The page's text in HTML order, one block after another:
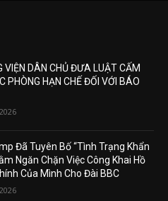
VIỆN DÂN CHỦ ĐƯA LUẬT CẤM
PHÒNG HẠN CHẾ ĐỐI VỚI BÁO
Đã Tuyên Bố “Tình Trạng Khẩn
Ngăn Chặn Việc Công Khai Hồ
Của Mình Cho Đài BBC